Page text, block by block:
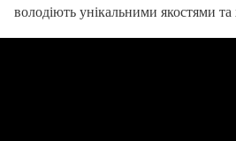
володіють унікальними якостями